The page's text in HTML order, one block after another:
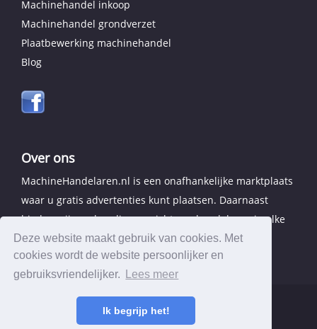
Deze website maakt gebruik van cookies. Met
cookies wordt de website persoonlijker en
gebruiksvriendelijker.
Lees meer
Ik begrijp het!
Machinehandel inkoop
Machinehandel grondverzet
Plaatbewerking machinehandel
Blog
Over ons
MachineHandelaren.nl is een onafhankelijke marktplaats
waar u gratis advertenties kunt plaatsen. Daarnaast
bieden wij een handig overzicht van handelaren in elke
provincie.